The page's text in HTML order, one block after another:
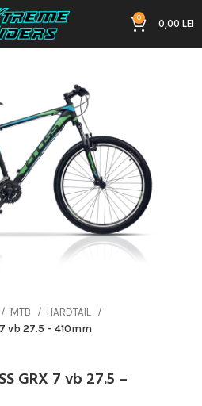
0 0,00LEI
MTB
HARDTAIL
vb 27.5 – 410mm
GRX 7 vb 27.5 –